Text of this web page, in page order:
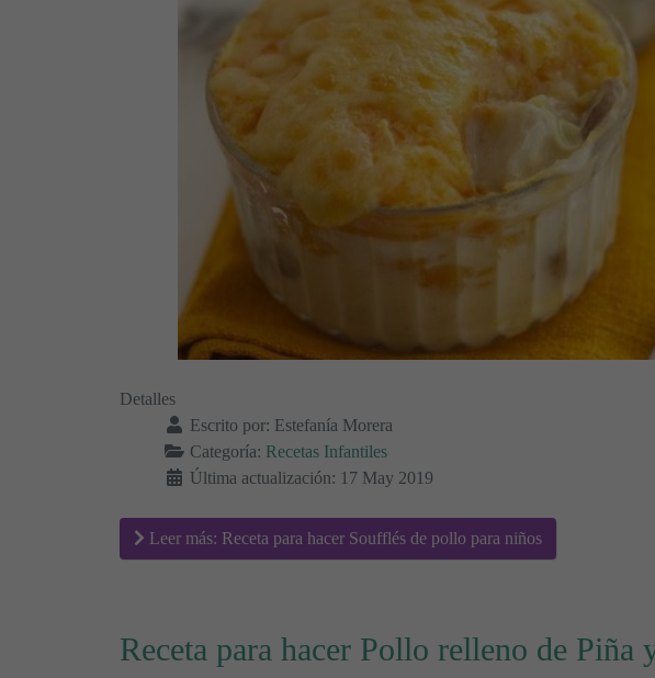
Detalles
Escrito por: Estefanía Morera
Categoría: Recetas Infantiles
Última actualización: 17 May 2019
Leer más: Receta para hacer Soufflés de pollo para niños
Receta para hacer Pollo relleno de Piña